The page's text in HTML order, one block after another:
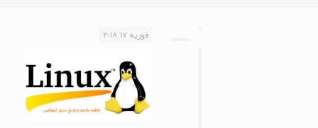
فوریه 17, 2018